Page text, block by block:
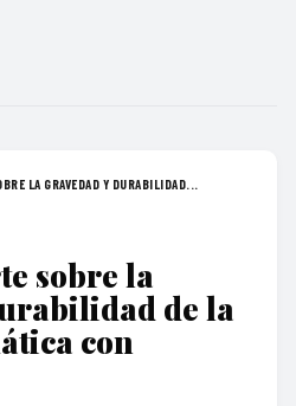
LA GRAVEDAD Y DURABILIDAD...
sobre la
de la
con